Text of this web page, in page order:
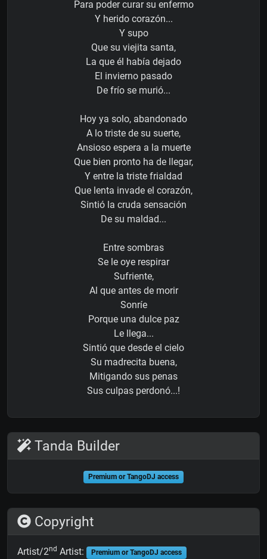
Para poder curar su enfermo
Y herido corazón...
Y supo
Que su viejita santa,
La que él había dejado
El invierno pasado
De frío se murió...
Hoy ya solo, abandonado
A lo triste de su suerte,
Ansioso espera a la muerte
Que bien pronto ha de llegar,
Y entre la triste frialdad
Que lenta invade el corazón,
Sintió la cruda sensación
De su maldad...
Entre sombras
Se le oye respirar
Sufriente,
Al que antes de morir
Sonríe
Porque una dulce paz
Le llega...
Sintió que desde el cielo
Su madrecita buena,
Mitigando sus penas
Sus culpas perdonó...!
Tanda Builder
Premium or TangoDJ access
Copyright
Artist/2nd Artist: Premium or TangoDJ access